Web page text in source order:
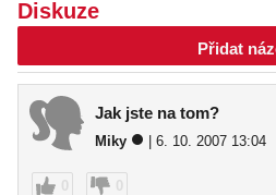
Diskuze
Přidat
Jak jste na tom?
Miky | 6. 10. 2007 13:04
0 0